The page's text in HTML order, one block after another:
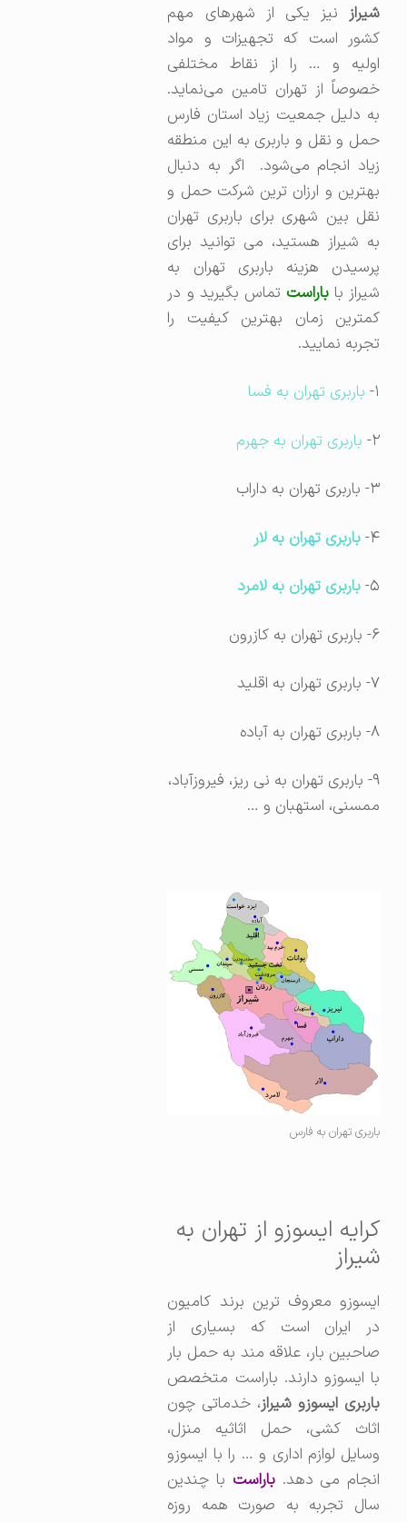
شیرازنیز یکی از شهرهای مهم
کشور است که تجهیزات و مواد
اولیه و … را از نقاط مختلفی
خصوصاً از تهران تامین می‌نماید.
به دلیل جمعیت زیاد استان فارس
حمل و نقل و باربری به این منطقه
زیاد انجام می‌شود. اگر به دنبال
بهترین و ارزان ترین شرکت حمل و
نقل بین شهری برای باربری تهران
به شیراز هستید، می توانید برای
پرسیدن هزینه باربری تهران به
شیراز باباراست تماس بگیرید و در
کمترین زمان بهترین کیفیت را
تجربه نمایید.
باربری تهران به فسا
باربری تهران به جهرم
باربری تهران به لار
باربری تهران به لامرد
فیروزآباد،
ممسنی، استهبان و …
باربری تهران به فارس
کرایه ایسوزو از تهران به
شیراز
ایسوزو معروف ترین برند کامیون
در ایران است که بسیاری از
صاحبین بار، علاقه مند به حمل بار
با ایسوزو دارند. باراست متخصص
باربری ایسوزو شیراز، خدماتی چون
اثاث کشی، حمل اثاثیه منزل،
وسایل لوازم اداری و … را با ایسوزو
انجام می دهد.باراست با چندین
سال تجربه به صورت همه روزه